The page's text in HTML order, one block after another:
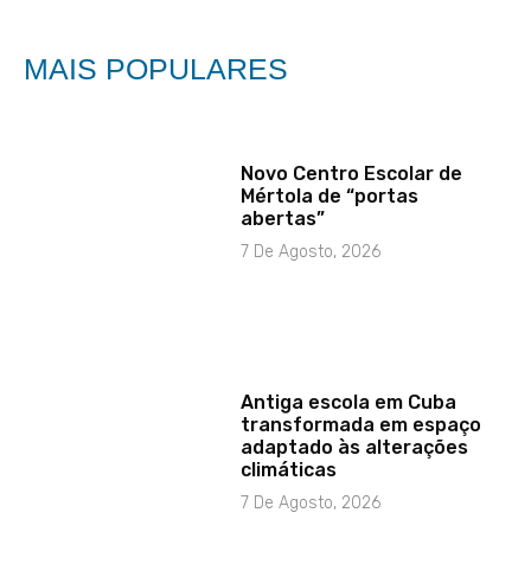
MAIS POPULARES
Novo Centro Escolar de
Mértola de “portas
abertas”
7 De Agosto, 2026
Antiga escola em Cuba
transformada em espaço
adaptado às alterações
climáticas
7 De Agosto, 2026